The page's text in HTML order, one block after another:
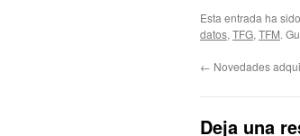
Esta entrada ha
datos, TFG, TFM.
← Novedades
Deja una